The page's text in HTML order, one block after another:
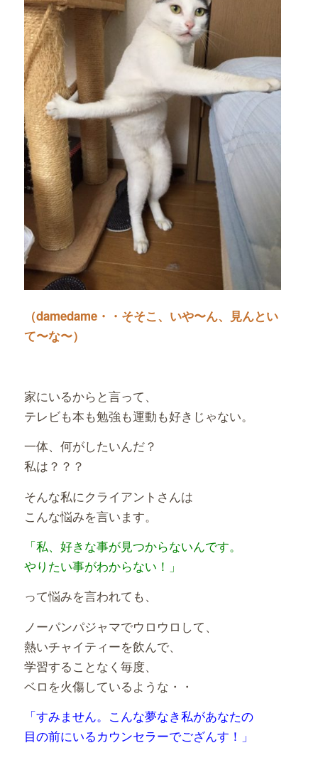
（damedame・・ そそこ、いや〜ん、見んとい
て〜な〜）
家にいるからと言って、
テレビも本も勉強も運動も好きじゃない。
一体、何がしたいんだ？
私は？？？
そんな私にクライアントさんは
こんな悩みを言います。
「私、好きな事が見つからないんです。
やりたい事がわからない！」
って悩みを言われても、
ノーパンパジャマでウロウロして、
熱いチャイティーを飲んで、
学習することなく毎度、
ベロを火傷しているような・・
「すみません。こんな夢なき私があなたの
目の前にいるカウンセラーでござんす！」